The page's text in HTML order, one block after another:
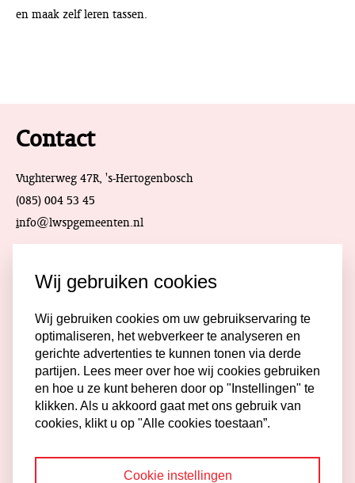
en maak zelf leren tassen.
Contact
Vughterweg 47R, 's-Hertogenbosch
(085) 004 53 45
info@lwspgemeenten.nl
Meld je aan voor de
Aanmelden
Wij gebruiken cookies
Wij gebruiken cookies om uw gebruikservaring te
optimaliseren, het webverkeer te analyseren en
gerichte advertenties te kunnen tonen via derde
partijen. Lees meer over hoe wij cookies gebruiken
en hoe u ze kunt beheren door op "Instellingen" te
klikken. Als u akkoord gaat met ons gebruik van
cookies, klikt u op "Alle cookies toestaan”.
Cookie instellingen